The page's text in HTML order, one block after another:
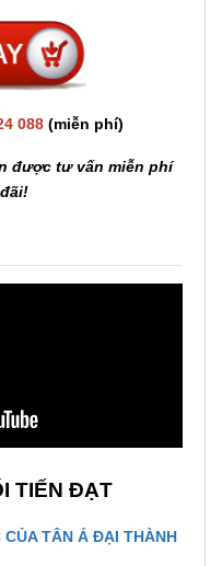
088(miễn phí)
được tư vấn miễn phí
TIẾN ĐẠT
CỦA TÂN Á ĐẠI THÀNH